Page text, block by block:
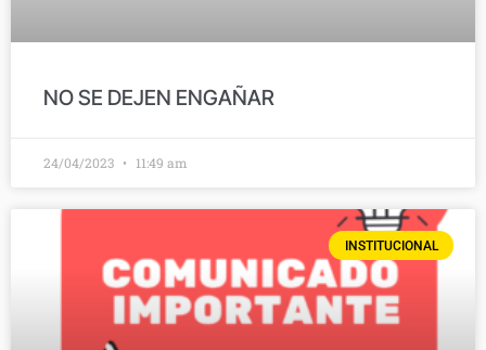
NO SE DEJEN ENGAÑAR
24/04/2023 11:49 am
INSTITUCIONAL